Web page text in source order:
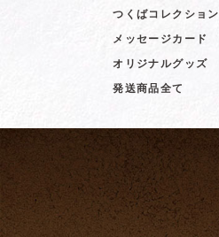
つくばコレクション
メッセージカード
オリジナルグッズ
発送商品全て